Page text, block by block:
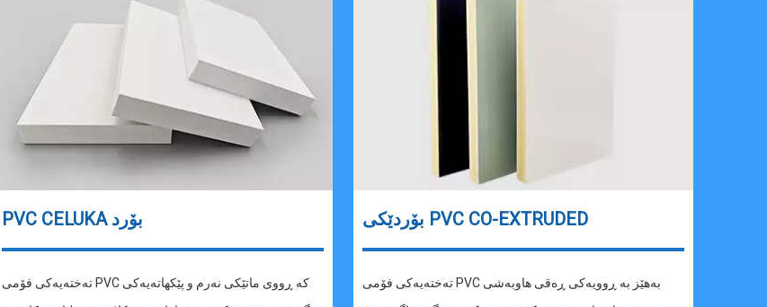
PVC CELUKA بۆرد
تەختەیەکی فۆمی PVC کە ڕووی ماتێکی نەرم و پێکهاتەیەکی
بۆردێکی PVC CO-EXTRUDED
تەختەیەکی فۆمی PVC بەهێز بە ڕوویەکی ڕەقی هاوبەشی